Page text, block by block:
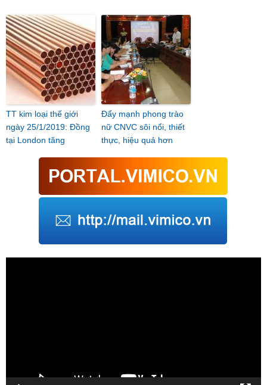
TT kim loại thế giới
ngày 25/1/2019: Đồng
tại London tăng
Đẩy mạnh phong trào
nữ CNVC sôi nổi, thiết
thực, hiệu quả hơn